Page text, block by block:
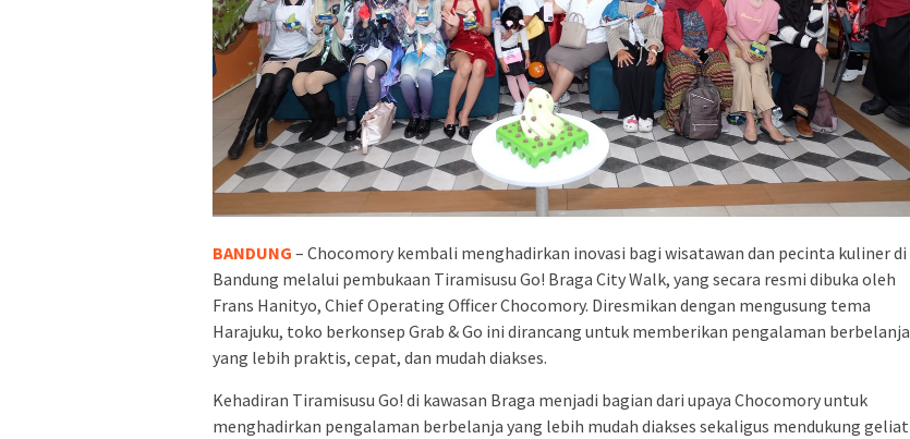
BANDUNG – Chocomory kembali menghadirkan inovasi bagi wisatawan dan pecinta kuliner di
Bandung melalui pembukaan Tiramisusu Go! Braga City Walk, yang secara resmi dibuka oleh
Frans Hanityo, Chief Operating Officer Chocomory. Diresmikan dengan mengusung tema
Harajuku, toko berkonsep Grab & Go ini dirancang untuk memberikan pengalaman berbelanja
yang lebih praktis, cepat, dan mudah diakses.
Kehadiran Tiramisusu Go! di kawasan Braga menjadi bagian dari upaya Chocomory untuk
menghadirkan pengalaman berbelanja yang lebih mudah diakses sekaligus mendukung geliat